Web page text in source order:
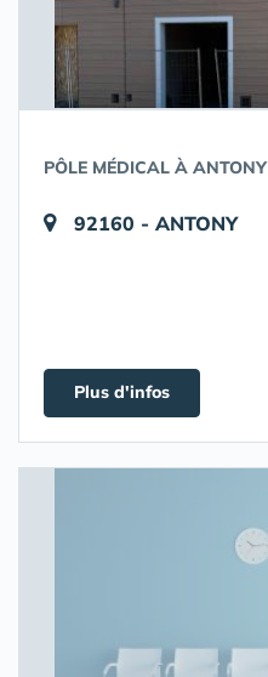
PÔLE MÉDICAL À ANTONY
92160 - ANTONY
Plus d'infos